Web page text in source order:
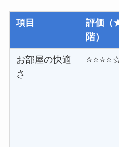
項目
評価（
階）
お部屋の快適
さ